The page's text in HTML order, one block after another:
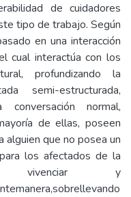
de cuidadores
tipo de trabajo. Según
en una interacción
cual interactúa con los
profundizando la
semi-estructurada,
normal,
de ellas, poseen
alguien que no posea un
los afectados de la
vivenciar y